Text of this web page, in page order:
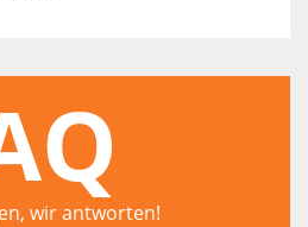
wir antworten!